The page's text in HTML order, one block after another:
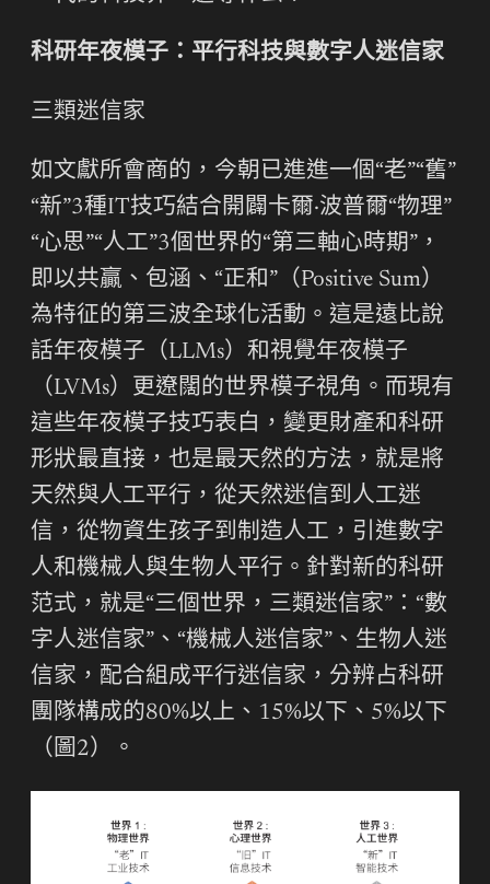
科研年夜模子：平行科技與數字人迷信家
三類迷信家
如文獻所會商的，今朝已進進一個“老”“舊”
“新”3種IT技巧結合開闢卡爾·波普爾“物理”
“心思”“人工”3個世界的“第三軸心時期”，
即以共贏、包涵、“正和”（Positive Sum）
為特征的第三波全球化活動。這是遠比說
話年夜模子（LLMs）和視覺年夜模子
（LVMs）更遼闊的世界模子視角。而現有
這些年夜模子技巧表白，變更財產和科研
形狀最直接，也是最天然的方法，就是將
天然與人工平行，從天然迷信到人工迷
信，從物資生孩子到制造人工，引進數字
人和機械人與生物人平行。針對新的科研
范式，就是“三個世界，三類迷信家”：“數
字人迷信家”、“機械人迷信家”、生物人迷
信家，配合組成平行迷信家，分辨占科研
團隊構成的80%以上、15%以下、5%以下
（圖2）。